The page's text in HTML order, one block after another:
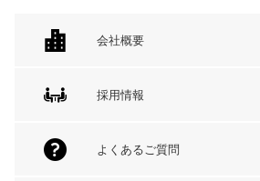
会社概要
採用情報
よくあるご質問